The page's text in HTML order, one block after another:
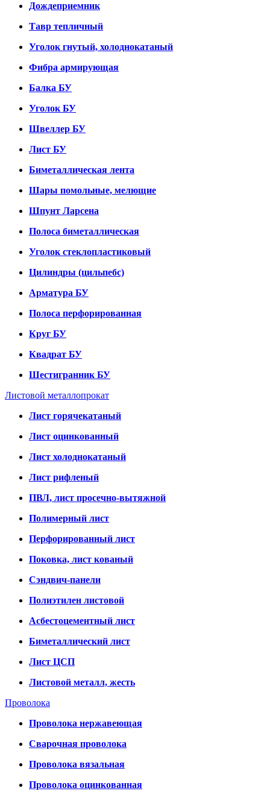
Дождеприемник
Тавр тепличный
Уголок гнутый, холоднокатаный
Фибра армирующая
Балка БУ
Уголок БУ
Швеллер БУ
Лист БУ
Биметаллическая лента
Шары помольные, мелющие
Шпунт Ларсена
Полоса биметаллическая
Уголок стеклопластиковый
Цилиндры (цильпебс)
Арматура БУ
Полоса перфорированная
Круг БУ
Квадрат БУ
Шестигранник БУ
Листовой металлопрокат
Лист горячекатаный
Лист оцинкованный
Лист холоднокатаный
Лист рифленый
ПВЛ, лист просечно-вытяжной
Полимерный лист
Перфорированный лист
Поковка, лист кованый
Сэндвич-панели
Полиэтилен листовой
Асбестоцементный лист
Биметаллический лист
Лист ЦСП
Листовой металл, жесть
Проволока
Проволока нержавеющая
Сварочная проволока
Проволока вязальная
Проволока оцинкованная